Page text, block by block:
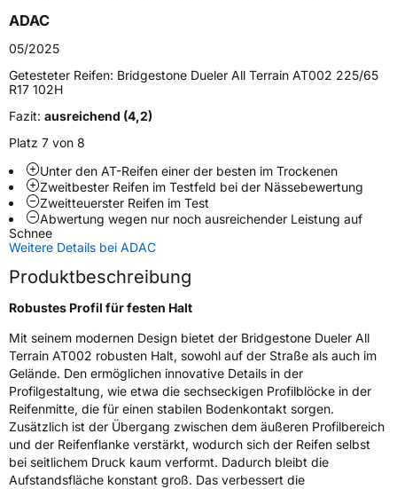
Generelle Merkmale
Fahrzeugtyp
VerwendungSommerreifen
ModellnameDueler All Terrain AT002
Fahrzeugart
Weitere Eigenschaften
SchlauchtypTL
Zustand Neureifen
M+SJa
VerstärktXL
Offroad Ja
ElektroJa
EU Label
ADAC
05/2025
Getesteter Reifen: Bridgestone Dueler All Terrain AT002 225/65
R17 102H
Fazit: ausreichend (4,2)
Platz 7 von 8
Unter den AT-Reifen einer der besten im Trockenen
Zweitbester Reifen im Testfeld bei der Nässebewertung
Zweitteuerster Reifen im Test
Abwertung wegen nur noch ausreichender Leistung auf
Schnee
Weitere Details bei ADAC
Produktbeschreibung
Robustes Profil für festen Halt
Mit seinem modernen Design bietet der Bridgestone Dueler All
Terrain AT002 robusten Halt, sowohl auf der Straße als auch im
Gelände. Den ermöglichen innovative Details in der
Profilgestaltung, wie etwa die sechseckigen Profilblöcke in der
Reifenmitte, die für einen stabilen Bodenkontakt sorgen.
Zusätzlich ist der Übergang zwischen dem äußeren Profilbereich
und der Reifenflanke verstärkt, wodurch sich der Reifen selbst
bei seitlichem Druck kaum verformt. Dadurch bleibt die
Aufstandsfläche konstant groß. Das verbessert die